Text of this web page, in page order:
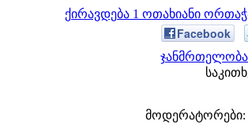
ქირავდება 1 ოთახიანი
Facebook
ჯანმრთელობა
მოდერატორები: